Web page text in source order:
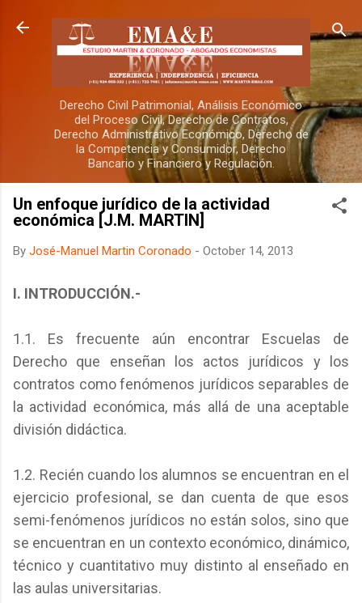
Skip to main content
Derecho Civil Patrimonial, Análisis Económico
del Proceso Civil, Derecho de Contratos,
Derecho Administrativo Económico, Derecho de
la Competencia y Consumidor, Derecho
Bancario y Financiero y Regulación.
Un enfoque jurídico de la actividad
económica [J.M. MARTIN]
By José-Manuel Martin Coronado - October 14, 2013
I. INTRODUCCIÓN.-
1.1. Es frecuente aún encontrar Escuelas de
Derecho que enseñan los actos jurídicos y los
contratos como fenómenos jurídicos separables de
la actividad económica, más allá de una aceptable
división didáctica.
1.2. Recién cuando los alumnos se encuentran en el
ejercicio profesional, se dan cuenta de que esos
semi-fenómenos jurídicos no están solos, sino que
se encuentran en un contexto económico, dinámico,
técnico y cuantitativo muy distinto al enseñado en
las aulas universitarias.